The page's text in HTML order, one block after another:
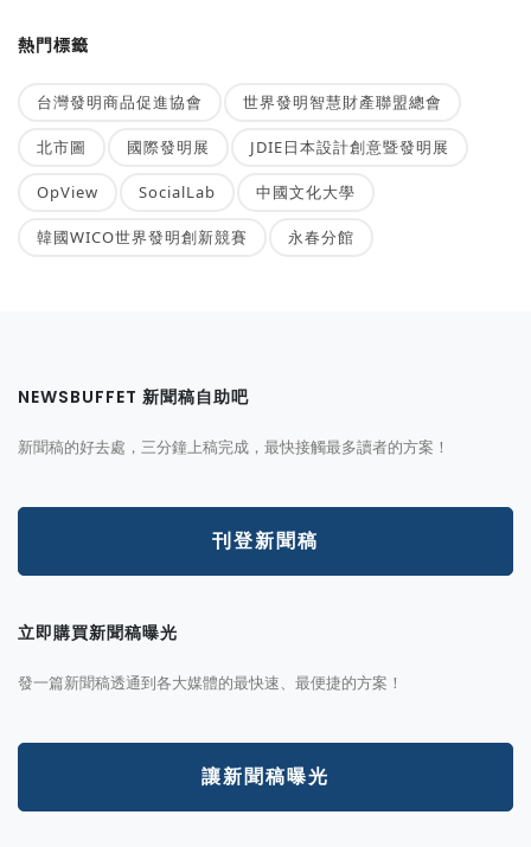
熱門標籤
台灣發明商品促進協會 世界發明智慧財產聯盟總會
北市圖 國際發明展 JDIE日本設計創意暨發明展
OpView SocialLab 中國文化大學
韓國WICO世界發明創新競賽 永春分館
NEWSBUFFET 新聞稿自助吧
新聞稿的好去處，三分鐘上稿完成，最快接觸最多讀者的方案！
刊登新聞稿
立即購買新聞稿曝光
發一篇新聞稿透通到各大媒體的最快速、最便捷的方案！
讓新聞稿曝光